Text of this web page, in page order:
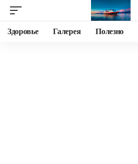
Здоровье Галерея Полезно